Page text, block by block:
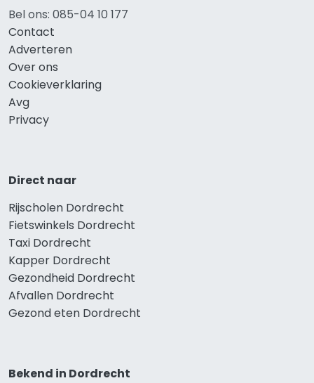
Bel ons: 085-04 10 177
Contact
Adverteren
Over ons
Cookieverklaring
Avg
Privacy
Direct naar
Rijscholen Dordrecht
Fietswinkels Dordrecht
Taxi Dordrecht
Kapper Dordrecht
Gezondheid Dordrecht
Afvallen Dordrecht
Gezond eten Dordrecht
Bekend in Dordrecht